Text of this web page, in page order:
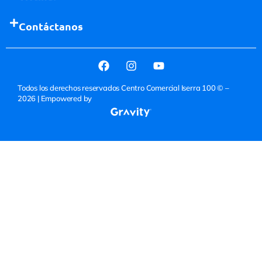
Contáctanos
Todos los derechos reservados Centro Comercial Iserra 100 © –
2026 | Empowered by